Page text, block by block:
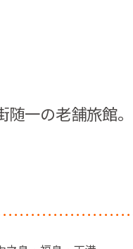
一の老舗旅館。